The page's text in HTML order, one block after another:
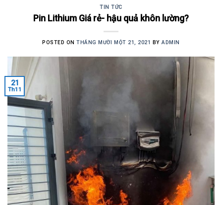
TIN TỨC
Pin Lithium Giá rẻ- hậu quả khôn lường?
POSTED ONTHÁNG MƯỜI MỘT 21, 2021 BYADMIN
21
Th11